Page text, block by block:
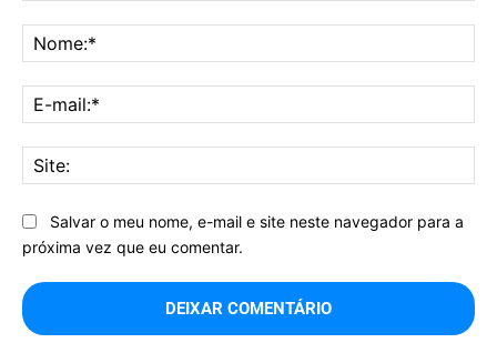
Salvar o meu nome, e-mail e site neste navegador para a
próxima vez que eu comentar.